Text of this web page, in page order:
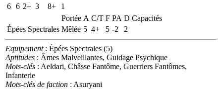
6 6 2+ 3 8+
1
Portée A C/T F PA D Capacités
Épées Spectrales Mêlée 5 4+ 5 -2 2
Equipement: Épées Spectrales (5)
Aptitudes : Âmes Malveillantes, Guidage Psychique
Mots-clés : Aeldari, Châsse Fantôme, Guerriers Fantômes,
Infanterie
Mots-clés de faction : Asuryani